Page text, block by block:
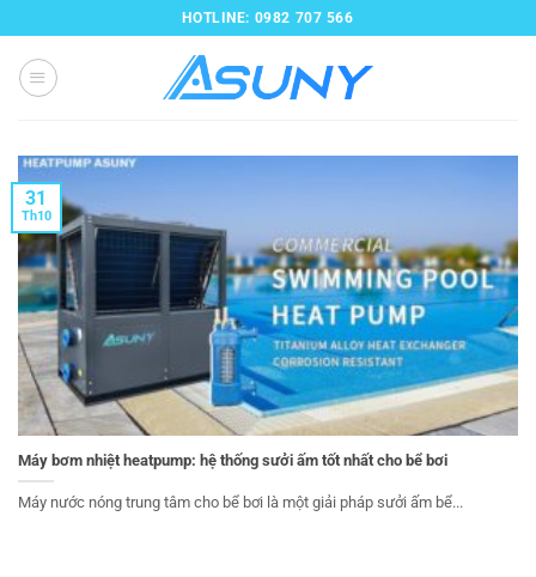
qua
nội
dung
HOTLINE: 0982 707 566
Máy bơm nhiệt heatpump: hệ thống sưởi ấm tốt nhất cho bể bơi
Máy nước nóng trung tâm cho bể bơi là một giải pháp sưởi ấm bể...
31
Th10